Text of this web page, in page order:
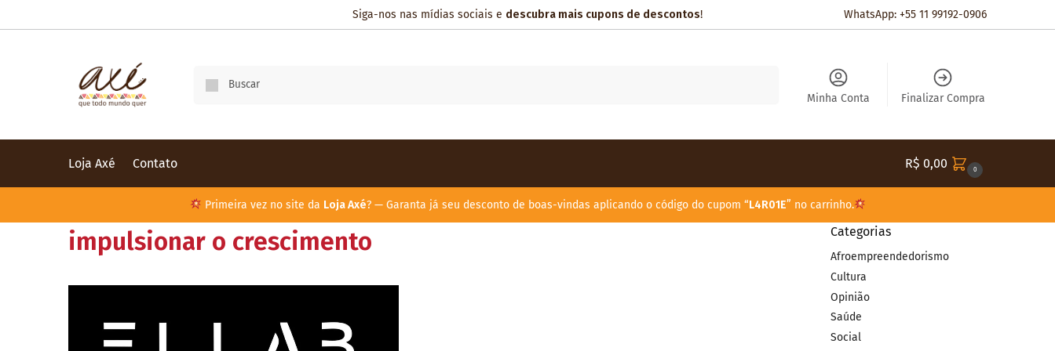
Siga-nos nas mídias sociais e descubra mais cupons de descontos! WhatsApp: +55 11 99192-0906
Minha Conta Finalizar Compra
Loja Axé Contato R$ 0,00 0
Primeira vez no site da Loja Axé? — Garanta já seu desconto de boas-vindas aplicando o código do cupom “L4R01E” no carrinho.
impulsionar o crescimento Categorias
Afroempreendedorismo
Cultura
Opinião
Saúde
Social